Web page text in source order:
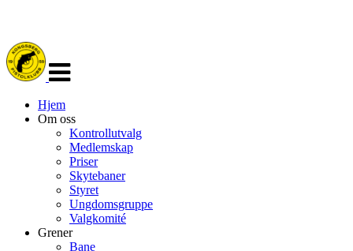
navigasjon
Hjem
Om oss
Kontrollutvalg
Medlemskap
Priser
Skytebaner
Styret
Ungdomsgruppe
Valgkomité
Grener
Bane